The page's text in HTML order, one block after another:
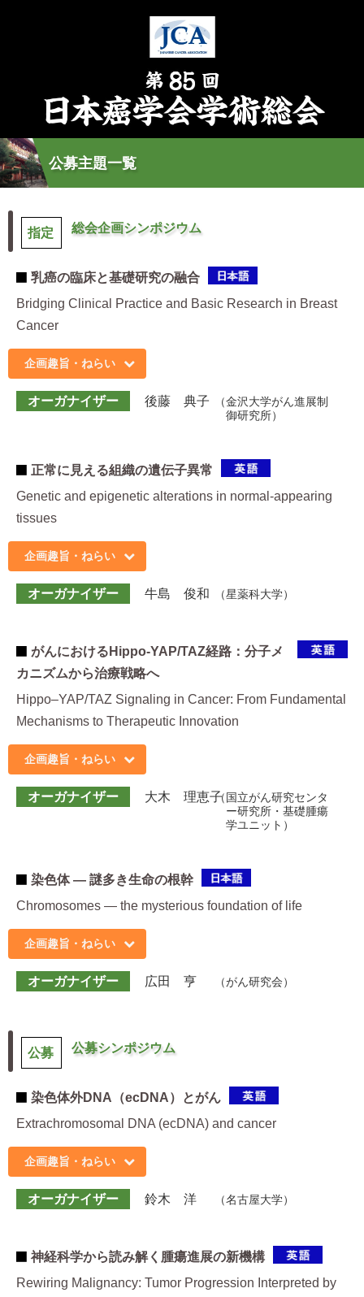
公募主題一覧
指定 総会企画シンポジウム
乳癌の臨床と基礎研究の融合
Bridging Clinical Practice and Basic Research in Breast
Cancer
企画趣旨・ねらい
オーガナイザー 後藤 典子
金沢大学がん進展制
御研究所
正常に見える組織の遺伝子異常
Genetic and epigenetic alterations in normal-appearing
tissues
企画趣旨・ねらい
オーガナイザー 牛島 俊和 星薬科大学
がんにおけるHippo-YAP/TAZ経路：分子メ
カニズムから治療戦略へ
Hippo–YAP/TAZ Signaling in Cancer: From Fundamental
Mechanisms to Therapeutic Innovation
企画趣旨・ねらい
オーガナイザー 大木 理恵子 国立がん研究センタ
ー研究所・基礎腫瘍
学ユニット
染色体 ― 謎多き生命の根幹
Chromosomes ― the mysterious foundation of life
企画趣旨・ねらい
オーガナイザー 広田 亨 がん研究会
公募 公募シンポジウム
染色体外DNA（ecDNA）とがん
Extrachromosomal DNA (ecDNA) and cancer
企画趣旨・ねらい
オーガナイザー 鈴木 洋 名古屋大学
神経科学から読み解く腫瘍進展の新機構
Rewiring Malignancy: Tumor Progression Interpreted by